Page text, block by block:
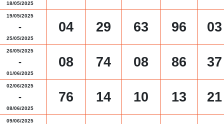
18/05/2025
19/05/2025
-
25/05/2025
04 29 63 96 03
26/05/2025
-
01/06/2025
08 74 08 86 37
02/06/2025
-
08/06/2025
76 14 10 13 21
09/06/2025